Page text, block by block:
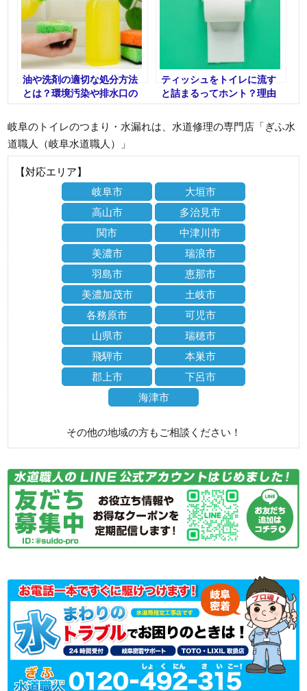
油や洗剤の適切な処分方法
とは？環境汚染や排水口の
劣化の恐れも！
ティッシュをトイレに流す
と詰まるってホント？理由
や対処法を徹底解説！
岐阜のトイレのつまり・水漏れは、水道修理の専門店「ぎふ水
道職人（岐阜水道職人）」
【対応エリア】
岐阜市
大垣市
高山市
多治見市
関市
中津川市
美濃市
瑞浪市
羽島市
恵那市
美濃加茂市
土岐市
各務原市
可児市
山県市
瑞穂市
飛騨市
本巣市
郡上市
下呂市
海津市
その他の地域の方もご相談ください！